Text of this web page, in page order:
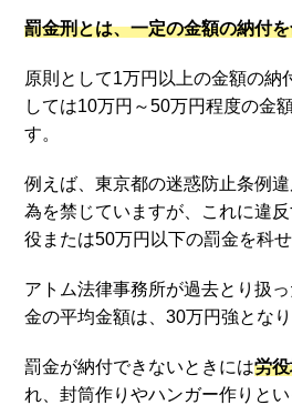
罰金刑とは、一定の金額の納付
原則として1万円以上の金額の納
しては10万円～50万円程度の金
す。
例えば、東京都の迷惑防止条例
為を禁じていますが、これに違
役または50万円以下の罰金を科せ
アトム法律事務所が過去とり扱
金の平均金額は、30万円強となり
罰金が納付できないときには労
れ、封筒作りやハンガー作りと